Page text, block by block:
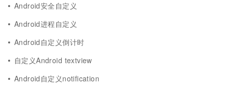
Android安全自定义
Android进程自定义
Android自定义倒计时
自定义Android textview
Android自定义notification